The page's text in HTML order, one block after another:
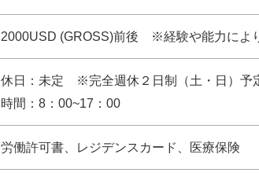
2000USD (GROSS)前後 ※経験や能力によ
休日：未定 ※完全週休２日制（土・日）予
時間：8：00~17：00
労働許可書、レジデンスカード、医療保険